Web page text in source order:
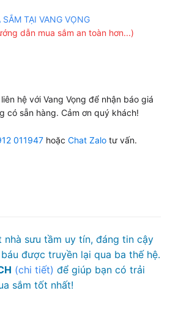
TẠI VANG VỌNG
dẫn mua sắm an toàn hơn...)
hệ với Vang Vọng để nhận báo giá
có sẵn hàng. Cảm ơn quý khách!
011947 hoặc Chat Zalo tư vấn.
nhà sưu tầm uy tín, đáng tin cậy
được truyền lại qua ba thế hệ.
(chi tiết) để giúp bạn có trải
sắm tốt nhất!